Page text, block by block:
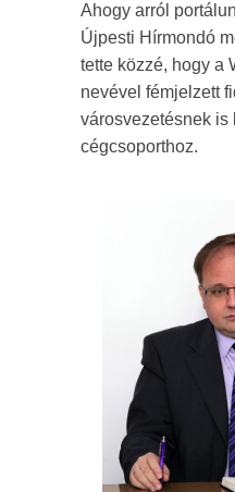
Ahogy arról
Újpesti Hírmondó
tette közzé, hogy a
nevével fémjelzett
városvezetésnek is
cégcsoporthoz.